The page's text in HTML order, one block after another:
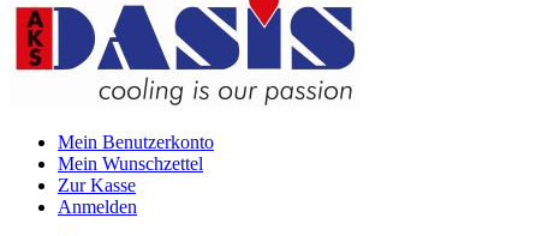
Mein Benutzerkonto
Mein Wunschzettel
Zur Kasse
Anmelden